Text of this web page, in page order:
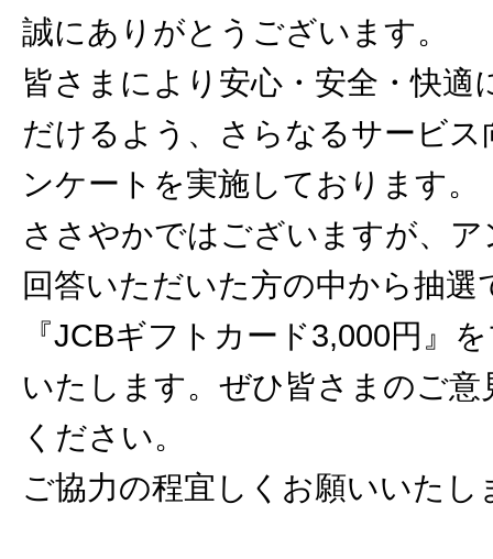
誠にありがとうございます。
皆さまにより安心・安全・快適
だけるよう、さらなるサービス
ンケートを実施しております。
ささやかではございますが、
回答いただいた方の中から抽選
『JCBギフトカード3,000円』
いたします。ぜひ皆さまのご意
ください。
ご協力の程宜しくお願いいたし